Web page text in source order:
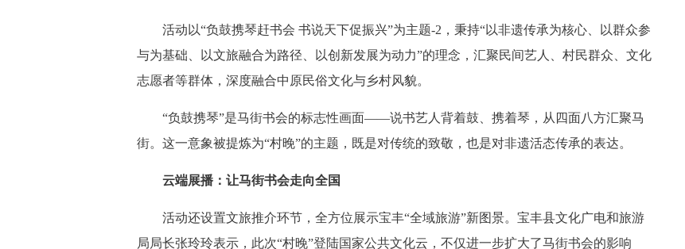
活动以“负鼓携琴赶书会 书说天下促振兴”为主题-2，秉持“以非遗传承为核心、以群众参
与为基础、以文旅融合为路径、以创新发展为动力”的理念，汇聚民间艺人、村民群众、文化
志愿者等群体，深度融合中原民俗文化与乡村风貌。
“负鼓携琴”是马街书会的标志性画面——说书艺人背着鼓、携着琴，从四面八方汇聚马
街。这一意象被提炼为“村晚”的主题，既是对传统的致敬，也是对非遗活态传承的表达。
云端展播：让马街书会走向全国
活动还设置文旅推介环节，全方位展示宝丰“全域旅游”新图景。宝丰县文化广电和旅游
局局长张玲玲表示，此次“村晚”登陆国家公共文化云，不仅进一步扩大了马街书会的影响